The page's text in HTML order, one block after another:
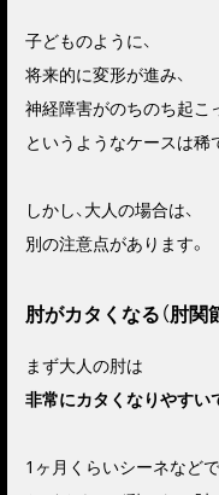
子どものように、
将来的に変形が進み、
神経障害がのちのち起こ
というようなケースは稀
しかし、大人の場合は、
別の注意点があります。
肘がカタくなる（肘関
まず大人の肘は
非常にカタくなりやすい
1ヶ月くらいシーネなど